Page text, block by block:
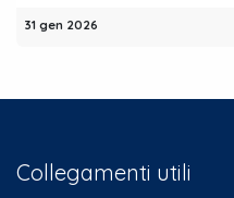
31 gen 2026
Collegamenti utili